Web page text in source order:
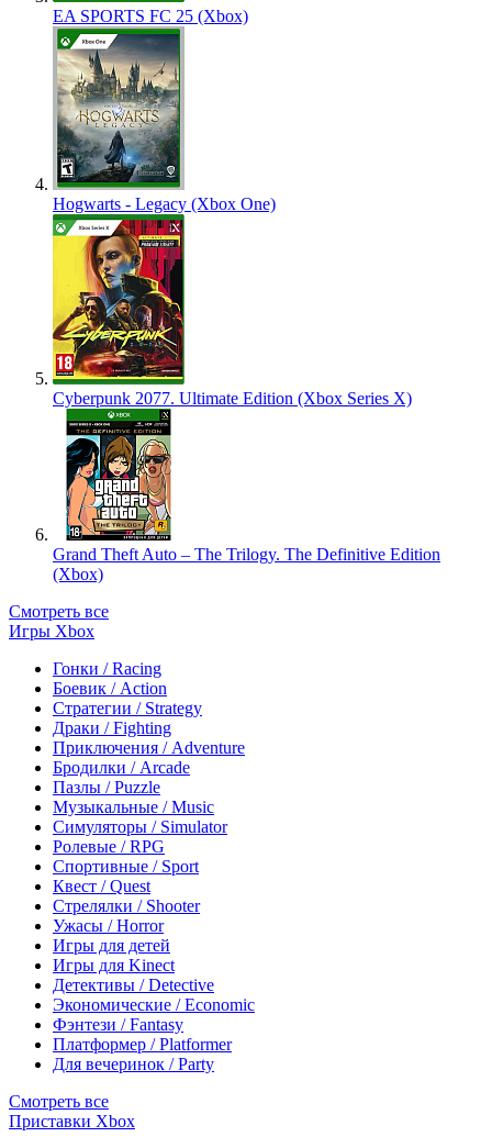
EA SPORTS FC 25 (Xbox)
Hogwarts - Legacy (Xbox One)
Cyberpunk 2077. Ultimate Edition (Xbox Series X)
Grand Theft Auto – The Trilogy. The Definitive Edition
(Xbox)
Смотреть все
Игры Xbox
Гонки / Racing
Боевик / Action
Стратегии / Strategy
Драки / Fighting
Приключения / Adventure
Бродилки / Arcade
Пазлы / Puzzle
Музыкальные / Music
Симуляторы / Simulator
Ролевые / RPG
Спортивные / Sport
Квест / Quest
Стрелялки / Shooter
Ужасы / Horror
Игры для детей
Игры для Kinect
Детективы / Detective
Экономические / Economic
Фэнтези / Fantasy
Платформер / Platformer
Для вечеринок / Party
Смотреть все
Приставки Xbox